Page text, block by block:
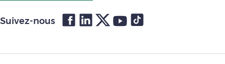
Suivez-nous